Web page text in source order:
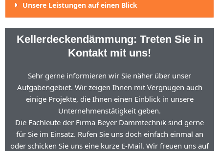
Unsere Leistungen auf einen Blick
Kellerdeckendämmung: Treten Sie in
Kontakt mit uns!
Sehr gerne informieren wir Sie näher über unser
Aufgabengebiet. Wir zeigen Ihnen mit Vergnügen auch
einige Projekte, die Ihnen einen Einblick in unsere
Unternehmenstätigkeit geben.
Die Fachleute der Firma Beyer Dämmtechnik sind gerne
für Sie im Einsatz. Rufen Sie uns doch einfach einmal an
oder schicken Sie uns eine kurze E-Mail. Wir freuen uns auf